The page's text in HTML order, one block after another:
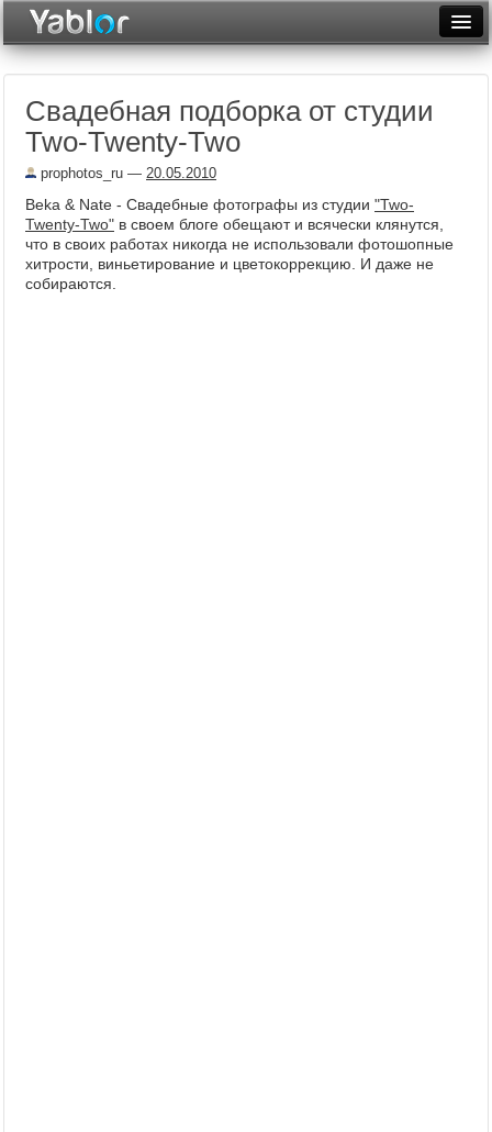
Неделя
Месяц
Рейтинги
Архив
Свадебная подборка от студии
Two-Twenty-Two
prophotos_ru — 20.05.2010
Beka & Nate - Свадебные фотографы из студии "Two-
Twenty-Two" в своем блоге обещают и всячески клянутся,
что в своих работах никогда не использовали фотошопные
хитрости, виньетирование и цветокоррекцию. И даже не
собираются.